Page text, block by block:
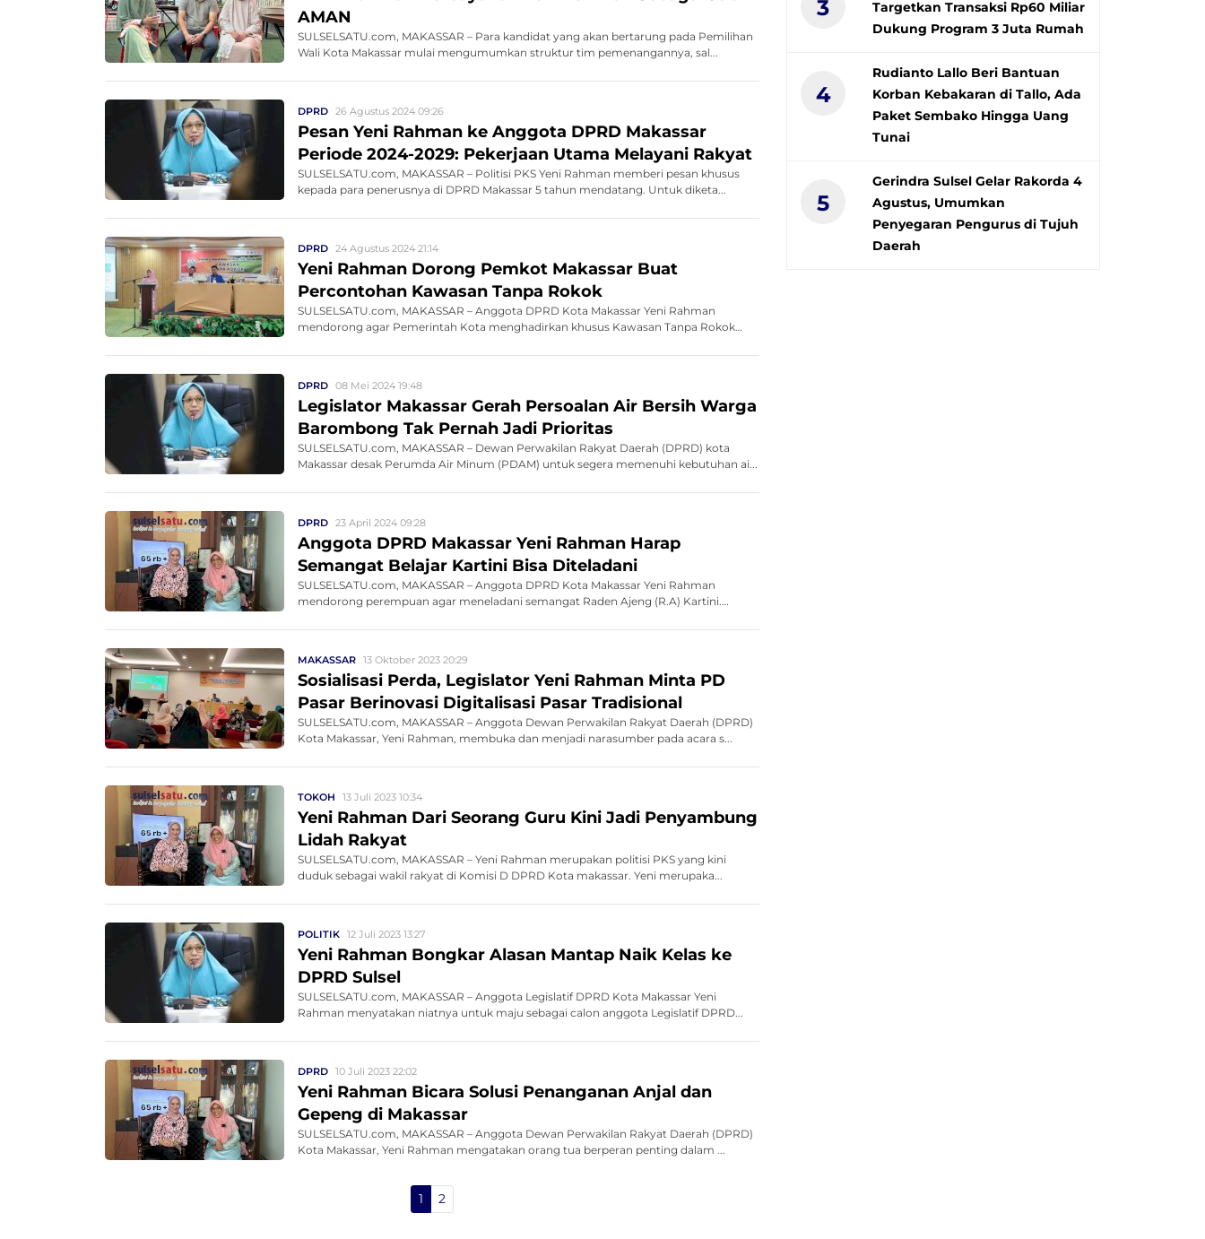
AMAN
SULSELSATU.com, MAKASSAR – Para kandidat yang akan bertarung pada Pemilihan
Wali Kota Makassar mulai mengumumkan struktur tim pemenangannya, sal...
DPRD 26 Agustus 2024 09:26
Pesan Yeni Rahman ke Anggota DPRD Makassar
Periode 2024-2029: Pekerjaan Utama Melayani Rakyat
SULSELSATU.com, MAKASSAR – Politisi PKS Yeni Rahman memberi pesan khusus
kepada para penerusnya di DPRD Makassar 5 tahun mendatang. Untuk diketa...
DPRD 24 Agustus 2024 21:14
Yeni Rahman Dorong Pemkot Makassar Buat
Percontohan Kawasan Tanpa Rokok
SULSELSATU.com, MAKASSAR – Anggota DPRD Kota Makassar Yeni Rahman
mendorong agar Pemerintah Kota menghadirkan khusus Kawasan Tanpa Rokok
DPRD 08 Mei 2024 19:48
Legislator Makassar Gerah Persoalan Air Bersih Warga
Barombong Tak Pernah Jadi Prioritas
SULSELSATU.com, MAKASSAR – Dewan Perwakilan Rakyat Daerah (DPRD) kota
Makassar desak Perumda Air Minum (PDAM) untuk segera memenuhi kebutuhan ai...
DPRD 23 April 2024 09:28
Anggota DPRD Makassar Yeni Rahman Harap
Semangat Belajar Kartini Bisa Diteladani
SULSELSATU.com, MAKASSAR – Anggota DPRD Kota Makassar Yeni Rahman
mendorong perempuan agar meneladani semangat Raden Ajeng (R.A) Kartini.
MAKASSAR 13 Oktober 2023 20:29
Sosialisasi Perda, Legislator Yeni Rahman Minta PD
Pasar Berinovasi Digitalisasi Pasar Tradisional
SULSELSATU.com, MAKASSAR – Anggota Dewan Perwakilan Rakyat Daerah (DPRD)
Kota Makassar, Yeni Rahman, membuka dan menjadi narasumber pada acara s...
TOKOH 13 Juli 2023 10:34
Yeni Rahman Dari Seorang Guru Kini Jadi Penyambung
Lidah Rakyat
SULSELSATU.com, MAKASSAR – Yeni Rahman merupakan politisi PKS yang kini
duduk sebagai wakil rakyat di Komisi D DPRD Kota makassar. Yeni merupaka...
POLITIK 12 Juli 2023 13:27
Yeni Rahman Bongkar Alasan Mantap Naik Kelas ke
DPRD Sulsel
SULSELSATU.com, MAKASSAR – Anggota Legislatif DPRD Kota Makassar Yeni
Rahman menyatakan niatnya untuk maju sebagai calon anggota Legislatif DPRD...
DPRD 10 Juli 2023 22:02
Yeni Rahman Bicara Solusi Penanganan Anjal dan
Gepeng di Makassar
SULSELSATU.com, MAKASSAR – Anggota Dewan Perwakilan Rakyat Daerah (DPRD)
Kota Makassar, Yeni Rahman mengatakan orang tua berperan penting dalam ...
1 2
3
Targetkan Transaksi Rp60 Miliar
Dukung Program 3 Juta Rumah
4
Rudianto Lallo Beri Bantuan
Korban Kebakaran di Tallo, Ada
Paket Sembako Hingga Uang
Tunai
5
Gerindra Sulsel Gelar Rakorda 4
Agustus, Umumkan
Penyegaran Pengurus di Tujuh
Daerah